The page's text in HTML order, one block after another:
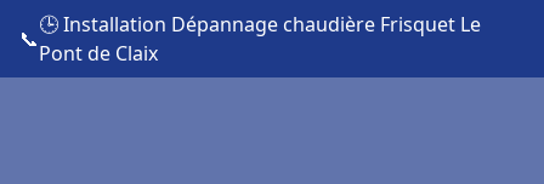
📞
🕒 Installation Dépannage chaudière Frisquet Le
Pont de Claix